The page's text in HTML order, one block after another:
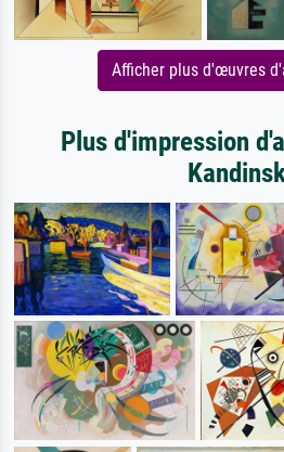
Afficher plus d'œuvres
Plus d'impression